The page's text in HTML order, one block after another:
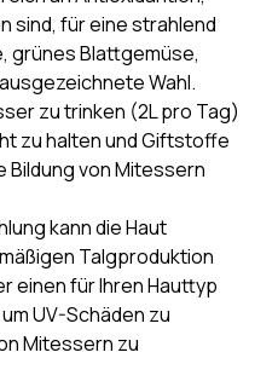
sind, für eine strahlend
grünes Blattgemüse,
Wahl.
zu trinken (2L pro Tag)
zu halten und Giftstoffe
Bildung von Mitessern
kann die Haut
Talgproduktion
einen für Ihren Hauttyp
UV-Schäden zu
Mitessern zu